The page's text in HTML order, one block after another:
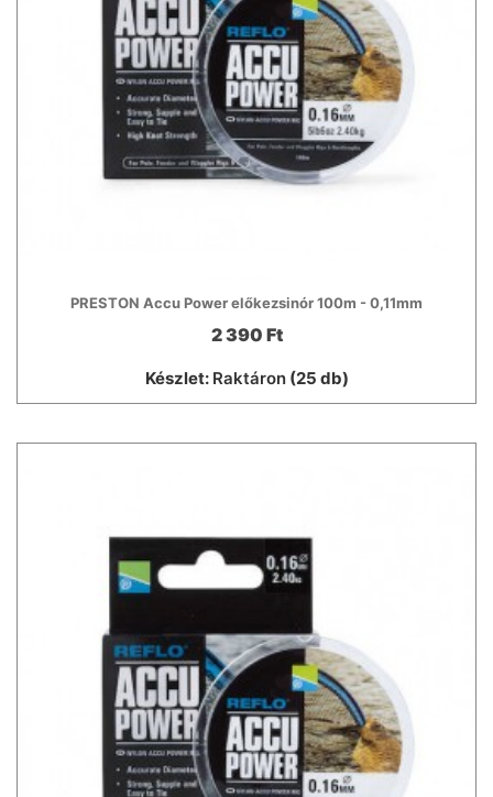
PRESTON Accu Power előkezsinór 100m - 0,11mm
2 390 Ft
Készlet: Raktáron(25 db)